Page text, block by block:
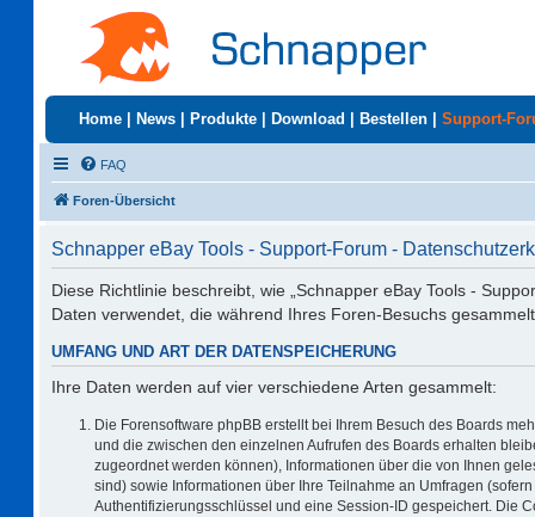
Home News Produkte Download Bestellen Support-
FAQ
Foren-Übersicht
Schnapper eBay Tools - Support-Forum -
Diese Richtlinie beschreibt, wie „Schnapper eBay Tools -
Daten verwendet, die während Ihres Foren-Besuchs
UMFANG UND ART DER DATENSPEICHERUNG
Ihre Daten werden auf vier verschiedene Arten gesammelt:
Die Forensoftware phpBB erstellt bei Ihrem Besuch des Boards
und die zwischen den einzelnen Aufrufen des Boards erhalten
zugeordnet werden können), Informationen über die von Ihnen
sind) sowie Informationen über Ihre Teilnahme an Umfragen
Authentifizierungsschlüssel und eine Session-ID gespeichert. Die